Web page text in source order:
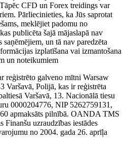
CFD un Forex treidings var
Pārliecinieties, ka Jūs saprotat
meklējiet padomu no
publicēta šajā mājaslapā nav
saņēmējiem, un tā nav paredzēta
izplatīšana vai izmantošana
un noteikumiem
galveno mītni Warsaw
Varšavā, Polijā, kas ir reģistrēta
Varšavā, 13. Nacionālā tiesu
0000204776, NIP 5262759131,
apmaksāts pilnībā. OANDA TMS
uzraudzības iestādes
no 2004. gada 26. aprīļa